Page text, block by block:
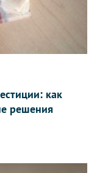
как
решения